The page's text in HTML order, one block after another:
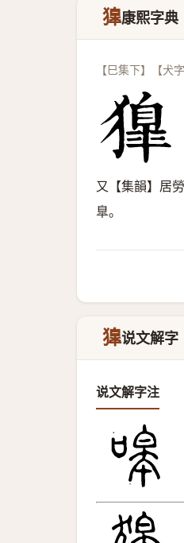
獋康熙字典
【巳集下】【犬
又【集韻】居
臯。
獋说文解字
说文解字注